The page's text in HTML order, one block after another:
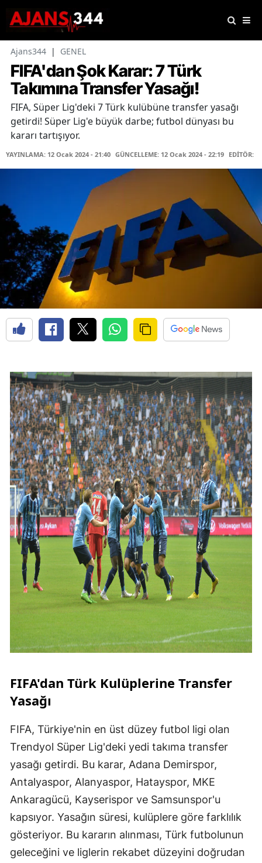
Ajans344 | GENEL
FIFA'dan Şok Karar: 7 Türk
Takımına Transfer Yasağı!
FIFA, Süper Lig'deki 7 Türk kulübüne transfer yasağı
getirdi! Süper Lig'e büyük darbe; futbol dünyası bu
kararı tartışıyor.
YAYINLAMA: 12 Ocak 2024 - 21:40 GÜNCELLEME: 12 Ocak 2024 - 22:19 EDİTÖR:
FIFA'dan Türk Kulüplerine Transfer
Yasağı
FIFA, Türkiye'nin en üst düzey futbol ligi olan
Trendyol Süper Lig'deki yedi takıma transfer
yasağı getirdi. Bu karar, Adana Demirspor,
Antalyaspor, Alanyaspor, Hatayspor, MKE
Ankaragücü, Kayserispor ve Samsunspor'u
kapsıyor. Yasağın süresi, kulüplere göre farklılık
gösteriyor. Bu kararın alınması, Türk futbolunun
geleceğini ve liglerin rekabet düzeyini doğrudan